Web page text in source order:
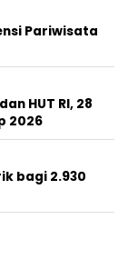
Pariwisata
HUT RI, 28
2026
bagi 2.930